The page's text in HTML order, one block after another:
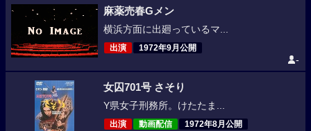
麻薬売春Gメン
横浜方面に出廻っているマ...
出演 1972年9月公開
-
女囚701号 さそり
Y県女子刑務所。けたたま...
出演 動画配信 1972年8月公開